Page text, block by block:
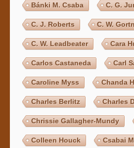
Bánki M. Csaba C. G.
C. J. Roberts C. W.
C. W. Leadbeater Cara
Carlos Castaneda Carl
Caroline Myss Chanda
Charles Berlitz Charles
Chrissie Gallagher-Mundy
Colleen Houck Csabai